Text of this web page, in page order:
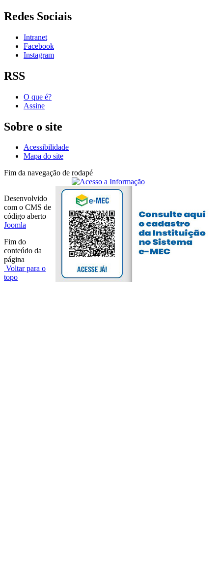
Redes Sociais
Intranet
Facebook
Instagram
RSS
O que é?
Assine
Sobre o site
Acessibilidade
Mapa do site
Fim da navegação de rodapé
Desenvolvido
com o CMS de
código aberto
Joomla
Fim do
conteúdo da
página
Voltar para o
topo